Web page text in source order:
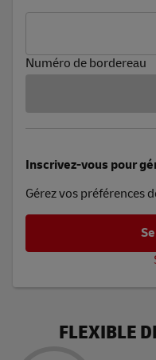
Numéro de bordereau
Inscrivez-vous pour
Gérez vos préférences
FLEXIBLE